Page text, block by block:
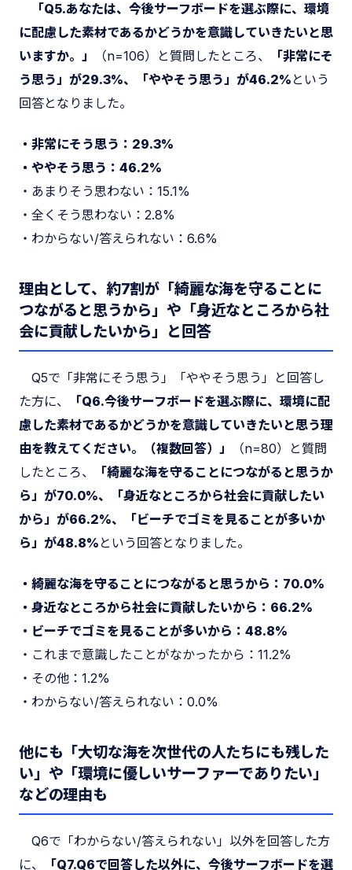
「Q5.あなたは、今後サーフボードを選ぶ際に、環境
に配慮した素材であるかどうかを意識していきたいと思
いますか。」
（n=106）と質問したところ、
「非常にそ
う思う」が29.3%、「ややそう思う」が46.2% という
回答となりました。
・非常にそう思う：29.3%
・ややそう思う：46.2%
・あまりそう思わない：15.1%
・全くそう思わない：2.8%
・わからない/答えられない：6.6%
理由として、約7割が「綺麗な海を守ることに
つながると思うから」や「身近なところから社
会に貢献したいから」と回答
Q5で「非常にそう思う」「ややそう思う」と回答し
た方に、
「Q6.今後サーフボードを選ぶ際に、環境に配
慮した素材であるかどうかを意識していきたいと思う理
由を教えてください。（複数回答）」
（n=80）と質問
したところ、
「綺麗な海を守ることにつながると思うか
ら」が70.0%、「身近なところから社会に貢献したい
から」が66.2%、「ビーチでゴミを見ることが多いか
ら」が48.8% という回答となりました。
・綺麗な海を守ることにつながると思うから：70.0%
・身近なところから社会に貢献したいから：66.2%
・ビーチでゴミを見ることが多いから：48.8%
・これまで意識したことがなかったから：11.2%
・その他：1.2%
・わからない/答えられない：0.0%
他にも「大切な海を次世代の人たちにも残した
い」や「環境に優しいサーファーでありたい」
などの理由も
Q6で「わからない/答えられない」以外を回答した方
に、
「Q7.Q6で回答した以外に、今後サーフボードを選